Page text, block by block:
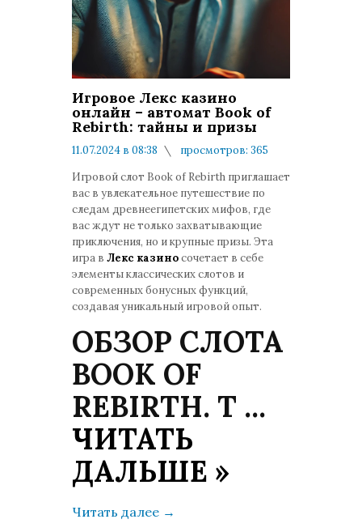
Игровое Лекс казино
онлайн – автомат Book of
Rebirth: тайны и призы
11.07.2024 в 08:38
просмотров: 365
Игровой слот Book of Rebirth приглашает
вас в увлекательное путешествие по
следам древнеегипетских мифов, где
вас ждут не только захватывающие
приключения, но и крупные призы. Эта
игра в Лекс казиносочетает в себе
элементы классических слотов и
современных бонусных функций,
создавая уникальный игровой опыт.
ОБЗОР СЛОТА
BOOK OF
REBIRTH. Т ...
ЧИТАТЬ
ДАЛЬШЕ »
Читать далее →